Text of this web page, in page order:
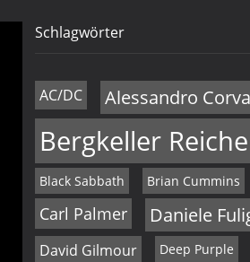
Schlagwörter
AC/DC Alessandro
Bergkeller
Black Sabbath Brian Cummins
Carl Palmer Daniele
David Gilmour Deep Purple